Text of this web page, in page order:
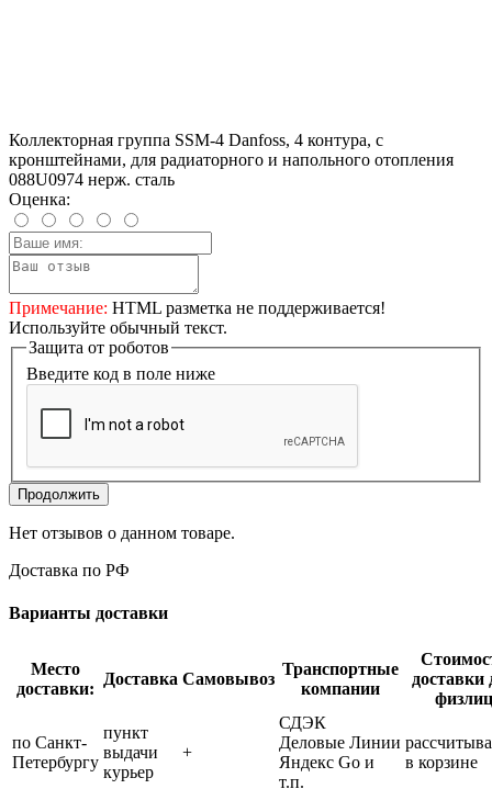
Коллекторная группа SSM-4 Danfoss, 4 контура, с
кронштейнами, для радиаторного и напольного отопления
088U0974 нерж. сталь
Оценка:
Примечание: HTML разметка не поддерживается!
Используйте обычный текст.
Защита от роботов
Введите код в поле ниже
Продолжить
Нет отзывов о данном товаре.
Доставка по РФ
Варианты доставки
Место
доставки:
Доставка Самовывоз
Транспортные
компании
доставки
физлиц
по Санкт-
Петербургу
пункт
выдачи
курьер
+
СДЭК
Деловые Линии
Яндекс Go и
т.п.
в корзине